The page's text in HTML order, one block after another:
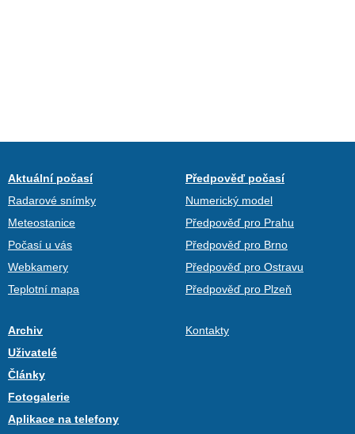
Aktuální počasí
Radarové snímky
Meteostanice
Počasí u vás
Webkamery
Teplotní mapa
Předpověď počasí
Numerický model
Předpověď pro Prahu
Předpověď pro Brno
Předpověď pro Ostravu
Předpověď pro Plzeň
Archiv
Uživatelé
Články
Fotogalerie
Aplikace na telefony
Kontakty